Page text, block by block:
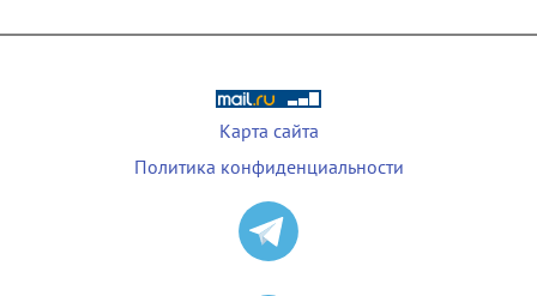
Карта сайта
Политика конфиденциальности